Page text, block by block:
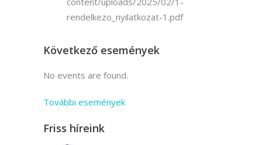
rendelkezo_nyilatkozat-1.pdf
Következő események
No events are found.
További események
Friss híreink